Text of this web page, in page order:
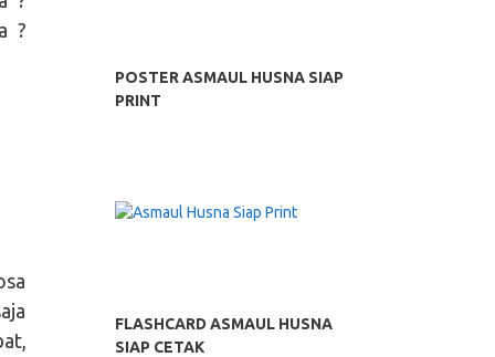
?
POSTER ASMAUL HUSNA SIAP
PRINT
FLASHCARD ASMAUL HUSNA
SIAP CETAK